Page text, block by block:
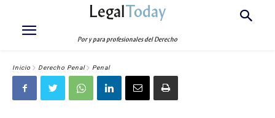
LegalToday
Por y para profesionales del Derecho
Inicio Derecho Penal Penal